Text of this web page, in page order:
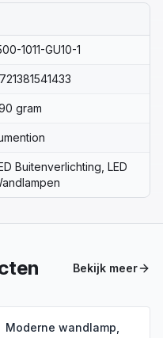
1011-GU10-1
gram
Buitenverlichting, LED
Bekijk meer
Moderne wandlamp,